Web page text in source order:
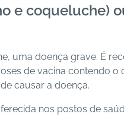
e coqueluche)
uma doença grave. É
de vacina contendo
causar a doença.
nos postos de